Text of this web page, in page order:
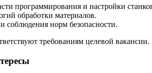
программирования и настройки
обработки материалов.
соблюдения норм безопасности.
требованиям целевой